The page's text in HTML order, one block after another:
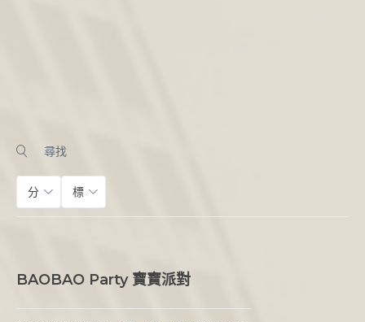
分類 標籤
BAOBAO Party 寶寶派對